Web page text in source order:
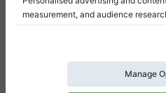
Gebruiksvoorwaarden
Toestemmingsinstellingen